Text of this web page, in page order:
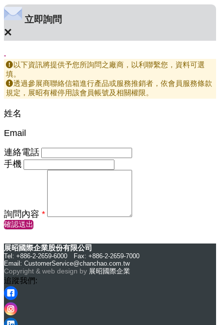
立即詢問
×
-
以下資訊將提供予您所詢問之廠商，以利聯繫您，資料可選
填。
透過參展商聯絡信箱進行產品或服務推銷者，依會員服務條款
規定，展昭有權停用該會員帳號及相關權限。
姓名
Email
連絡電話
手機
詢問內容 *
確認送出
展昭國際企業股份有限公司
Tel: +886-2-2659-6000 Fax: +886-2-2659-7000
Email: CustomerService@chanchao.com.tw
Copyright & web design by 展昭國際企業
追蹤我們: